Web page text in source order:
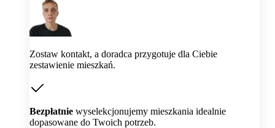
Zostaw kontakt, a doradca przygotuje dla Ciebie
zestawienie mieszkań.
Bezpłatnie wyselekcjonujemy mieszkania idealnie
dopasowane do Twoich potrzeb.